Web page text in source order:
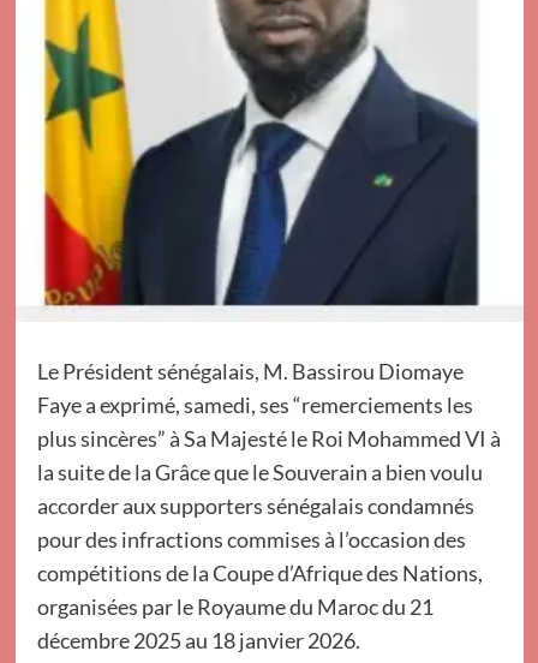
Le Président sénégalais, M. Bassirou Diomaye
Faye a exprimé, samedi, ses “remerciements les
plus sincères” à Sa Majesté le Roi Mohammed VI à
la suite de la Grâce que le Souverain a bien voulu
accorder aux supporters sénégalais condamnés
pour des infractions commises à l’occasion des
compétitions de la Coupe d’Afrique des Nations,
organisées par le Royaume du Maroc du 21
décembre 2025 au 18 janvier 2026.